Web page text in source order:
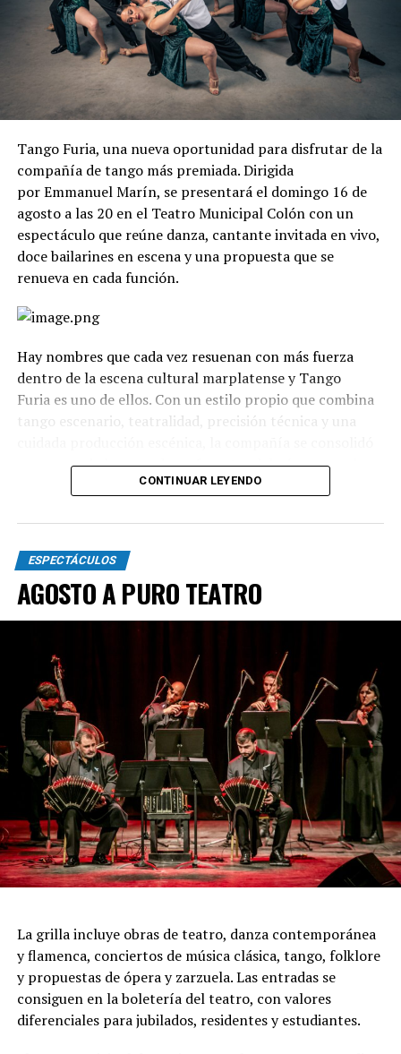
Tango Furia, una nueva oportunidad para disfrutar de la
compañía de tango más premiada. Dirigida
por Emmanuel Marín, se presentará el domingo 16 de
agosto a las 20 en el Teatro Municipal Colón con un
espectáculo que reúne danza, cantante invitada en vivo,
doce bailarines en escena y una propuesta que se
renueva en cada función.
Hay nombres que cada vez resuenan con más fuerza
dentro de la escena cultural marplatense y Tango
Furia es uno de ellos. Con un estilo propio que combina
tango escenario, teatralidad, precisión técnica y una
como uno de los grandes referentes del género en el
La propuesta recorre diferentes universos, desde los
clásicos hasta versiones contemporáneas y electrónicas.
A través de cuadros grupales, dúos y escenas teatrales,
el espectáculo transita distintas emociones: el amor, la
pasión, los encuentros, las despedidas y toda la
Incluye más de diez cambios de vestuario, un cuidado
diseño lumínico y escenas donde las diagonales, las
acrobacias, los firuletes y las coreografías
perfectamente sincronizadas convierten cada cuadro en
una demostración de virtuosismo, sensibilidad y trabajo
colectivo.
"Queremos que quienes todavía no conocen Tango
Furia descubran por qué el tango puede emocionar a
todas las generaciones. Y que quienes ya vivieron una de
nuestras funciones tengan ganas de volver, porque cada
función hay meses de ensayo y un enorme trabajo en
equipo para emocionar y sorprender al
público", expresa Emmanuel Marín.
CONTINUAR LEYENDO
ESPECTÁCULOS
AGOSTO A PURO TEATRO
La grilla incluye obras de teatro, danza contemporánea
y flamenca, conciertos de música clásica, tango, folklore
y propuestas de ópera y zarzuela. Las entradas se
consiguen en la boletería del teatro, con valores
diferenciales para jubilados, residentes y estudiantes.